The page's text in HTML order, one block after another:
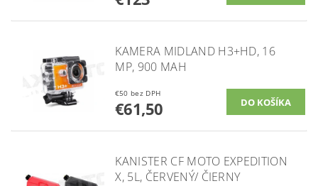
KAMERA MIDLAND H3+HD, 16
MP, 900 MAH
€50 bez DPH
€61,50
KANISTER CF MOTO EXPEDITION
X, 5L, ČERVENÝ/ ČIERNY